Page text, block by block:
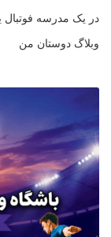
در یک مدرسه فوتبال
وبلاگ دوستان من